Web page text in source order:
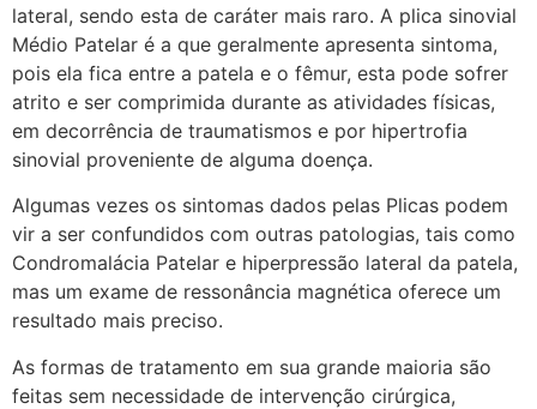
lateral, sendo esta de caráter mais raro. A plica sinovial
Médio Patelar é a que geralmente apresenta sintoma,
pois ela fica entre a patela e o fêmur, esta pode sofrer
atrito e ser comprimida durante as atividades físicas,
em decorrência de traumatismos e por hipertrofia
sinovial proveniente de alguma doença.
Algumas vezes os sintomas dados pelas Plicas podem
vir a ser confundidos com outras patologias, tais como
Condromalácia Patelar e hiperpressão lateral da patela,
mas um exame de ressonância magnética oferece um
resultado mais preciso.
As formas de tratamento em sua grande maioria são
feitas sem necessidade de intervenção cirúrgica,